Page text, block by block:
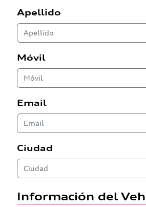
Apellido
Móvil
Email
Ciudad
Información del